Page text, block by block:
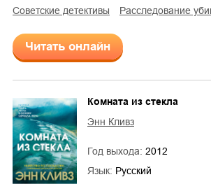
советские детективы
расследование
Читать онлайн
Комната из стекла
Энн Кливз
Год выхода: 2012
Язык: Русский